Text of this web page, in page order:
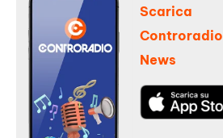
Scarica
Controradio
News